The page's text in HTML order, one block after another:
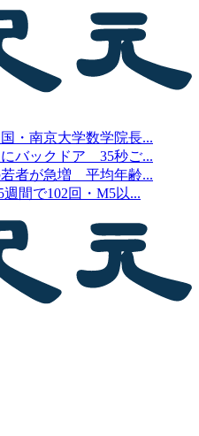
・南京大学数学院長...
バックドア 35秒ご...
若者が急増 平均年齢...
間で102回・M5以...